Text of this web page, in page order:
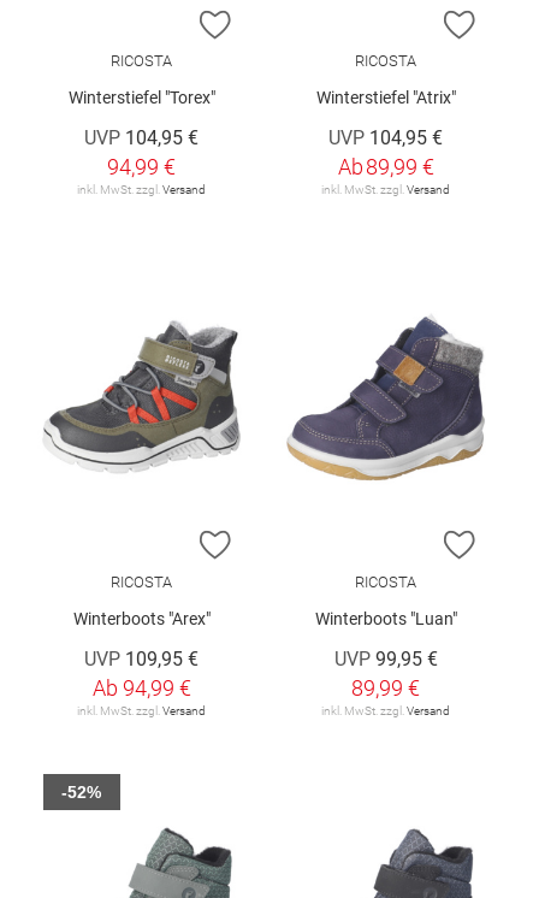
ZUR WUNSCHLISTE HINZUFÜGEN
RICOSTA
Winterstiefel "Torex"
UVP 104,95 €
94,99 €
inkl. MwSt. zzgl. Versand
ZUR
RICOSTA
Winterstiefel "Atrix"
UVP 104,95 €
Ab89,99 €
inkl. MwSt. zzgl. Versand
ZUR WUNSCHLISTE HINZUFÜGEN
RICOSTA
Winterboots "Arex"
UVP 109,95 €
Ab 94,99 €
inkl. MwSt. zzgl. Versand
ZUR
RICOSTA
Winterboots "Luan"
UVP 99,95 €
89,99 €
inkl. MwSt. zzgl. Versand
-52%